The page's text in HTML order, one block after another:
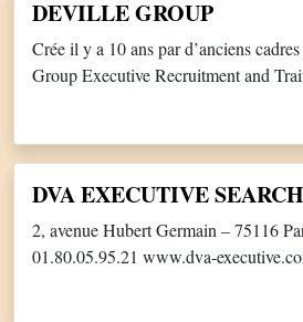
fonctionnelles : Conseil, Data/IA,
Digital, […]
DEVILLE GROUP
Crée il y a 10 ans par d’anciens
Group Executive Recruitment and
consultants seniors très confirmés
des secteurs de l’Industrie et des
[…]
DVA EXECUTIVE SEARCH
2, avenue Hubert Germain – 75116
01.80.05.95.21 www.dva-
executive.com Forme juridique :